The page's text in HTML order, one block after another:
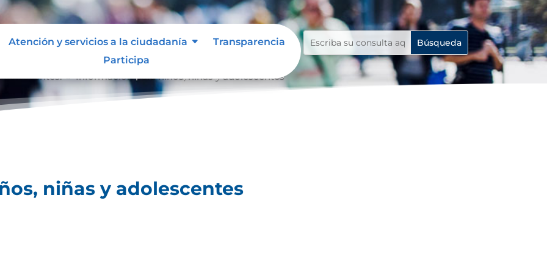
Atención y servicios a la ciudadanía
Transparencia
Participa
Información para niños, niñas y adolescentes
niñas y adolescentes